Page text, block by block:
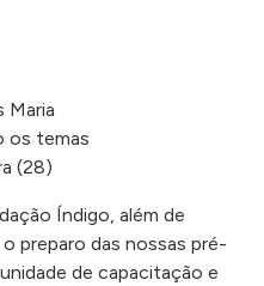
Maria
os temas
(28)
Índigo, além de
preparo das nossas pré-
de capacitação e